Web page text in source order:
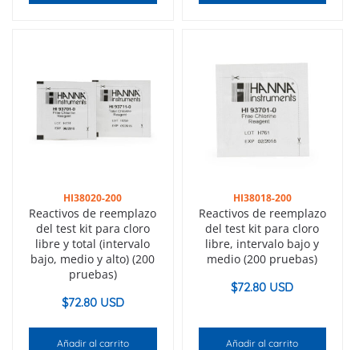
HI38020-200
Reactivos de reemplazo
del test kit para cloro
libre y total (intervalo
bajo, medio y alto) (200
pruebas)
$72.80 USD
Añadir al carrito
HI38018-200
Reactivos de reemplazo
del test kit para cloro
libre, intervalo bajo y
medio (200 pruebas)
$72.80 USD
Añadir al carrito